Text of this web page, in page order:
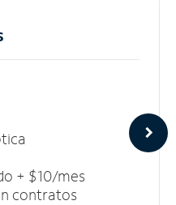
+ $10/mes
contratos